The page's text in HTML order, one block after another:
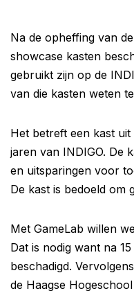
Na de opheffing van
showcase kasten
gebruikt zijn op de
van die kasten weten
Het betreft een kast
jaren van INDIGO. De
en uitsparingen voor
De kast is bedoeld om
Met GameLab willen
Dat is nodig want na
beschadigd.
de Haagse